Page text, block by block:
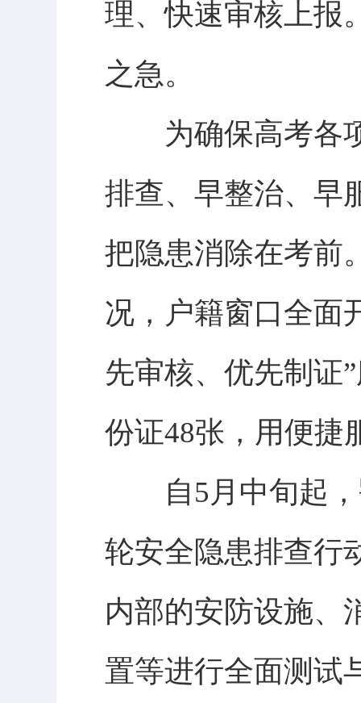
理、快速审核上报
之急。
为确保高考各项
排查、早整治、早
把隐患消除在考前
况，户籍窗口全面
先审核、优先制证
份证48张，用便捷
自5月中旬起，
轮安全隐患排查行
内部的安防设施、
置等进行全面测试